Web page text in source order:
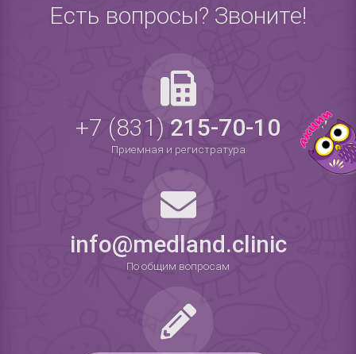
Есть вопросы? Звоните!
+7 (831)215-70-10
Приемная и регистратура
info@medland.clinic
По общим вопросам